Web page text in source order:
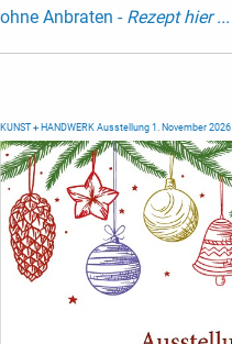
ohne Anbraten - Rezept hier ...
KUNST + HANDWERK Ausstellung 1. November 2026